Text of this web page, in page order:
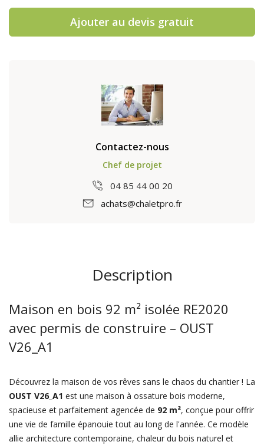
Ajouter au devis gratuit
Contactez-nous
Chef de projet
04 85 44 00 20
achats@chaletpro.fr
Description
Maison en bois 92 m² isolée RE2020
avec permis de construire – OUST
V26_A1
Découvrez la maison de vos rêves sans le chaos du chantier ! La
OUST V26_A1 est une maison à ossature bois moderne,
spacieuse et parfaitement agencée de 92 m², conçue pour offrir
une vie de famille épanouie tout au long de l'année. Ce modèle
allie architecture contemporaine, chaleur du bois naturel et